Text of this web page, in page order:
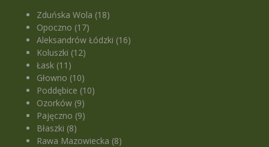
Zduńska Wola (18)
Opoczno (17)
Aleksandrów Łódzki (16)
Koluszki (12)
Łask (11)
Głowno (10)
Poddębice (10)
Ozorków (9)
Pajęczno (9)
Błaszki (8)
Rawa Mazowiecka (8)